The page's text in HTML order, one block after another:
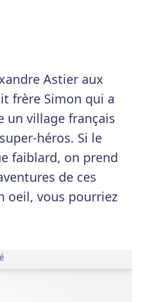
Astier aux
frère Simon qui a
un village français
héros. Si le
faiblard, on prend
de ces
oeil, vous pourriez